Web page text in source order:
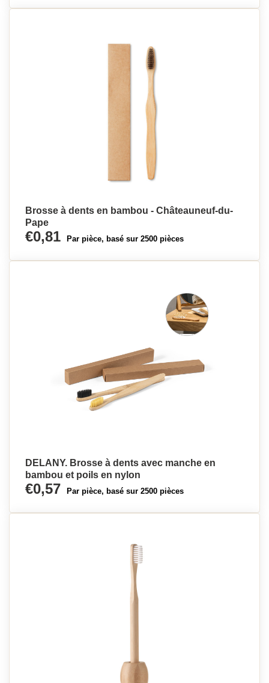
Brosse à dents en bambou - Châteauneuf-du-
Pape
€0,81 Par pièce, basé sur 2500 pièces
DELANY. Brosse à dents avec manche en
bambou et poils en nylon
€0,57 Par pièce, basé sur 2500 pièces